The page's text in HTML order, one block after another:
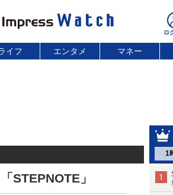
イフ エンタメ マネー
1
STEPNOTE」